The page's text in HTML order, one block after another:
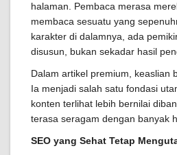
halaman. Pembaca merasa
membaca sesuatu yang
karakter di dalamnya, ada
disusun, bukan sekadar hasil
Dalam artikel premium, keaslian
Ia menjadi salah satu fondasi
konten terlihat lebih bernilai
terasa seragam dengan banyak
SEO yang Sehat Tetap